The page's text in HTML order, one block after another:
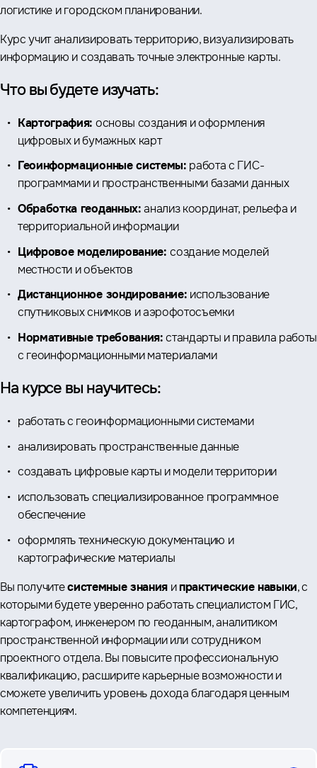
логистике и городском планировании.
Курс учит анализировать территорию, визуализировать
информацию и создавать точные электронные карты.
Что вы будете изучать:
Картография: основы создания и оформления
цифровых и бумажных карт
Геоинформационные системы: работа с ГИС-
программами и пространственными базами данных
Обработка геоданных:анализ координат, рельефа и
территориальной информации
Цифровое моделирование:создание моделей
местности и объектов
Дистанционное зондирование: использование
спутниковых снимков и аэрофотосъемки
Нормативные требования:стандарты и правила работы
с геоинформационными материалами
На курсе вы научитесь:
работать с геоинформационными системами
анализировать пространственные данные
создавать цифровые карты и модели территории
использовать специализированное программное
обеспечение
оформлять техническую документацию и
картографические материалы
Вы получитесистемные знания ипрактические навыки, с
которыми будете уверенно работать специалистом ГИС,
картографом, инженером по геоданным, аналитиком
пространственной информации или сотрудником
проектного отдела. Вы повысите профессиональную
квалификацию, расширите карьерные возможности и
сможете увеличить уровень дохода благодаря ценным
компетенциям.
вопросы